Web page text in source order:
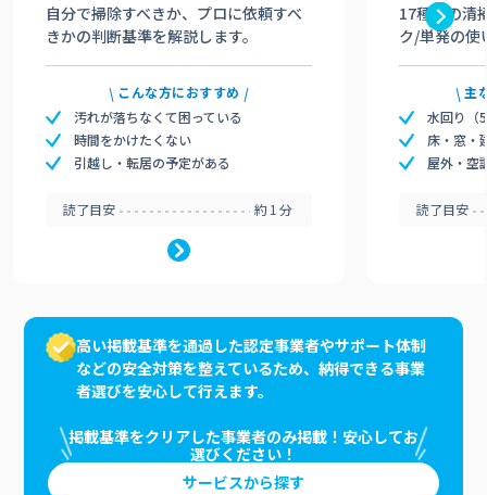
自分で掃除すべきか、プロに依頼すべ
きかの判断基準を解説します。
こんな方におすすめ
汚れが落ちなくて困っている
時間をかけたくない
引越し・転居の予定がある
読了目安 約1分
17種類の清
ク/単発の使
主
水回り（
床・窓・
屋外・空
読了目安
高い掲載基準を通過した認定事業者やサポート体制
などの安全対策を整えているため、納得できる事業
者選びを安心して行えます。
掲載基準をクリアした事業者のみ掲載！安心してお
選びください！
サービスから探す